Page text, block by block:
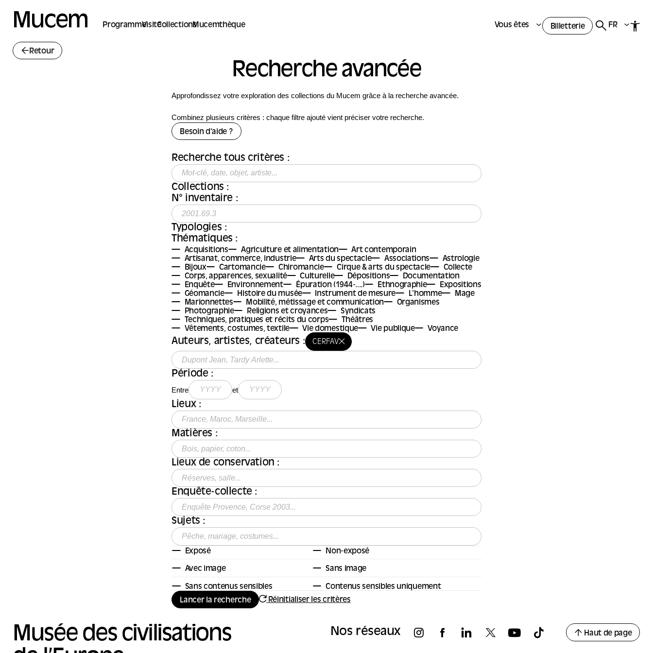
ProgrammeVisiteCollectionsMucemthèque Vous êtes Billetterie FR
Retour
Recherche avancée
Approfondissez votre exploration des collections du Mucem grâce à la recherche avancée.
Combinez plusieurs critères : chaque filtre ajouté vient préciser votre recherche.
Besoin d'aide ?
Recherche tous critères :
Collections :
N° inventaire :
Typologies :
Thématiques :
Acquisitions Agriculture et alimentation
Art contemporain
Artisanat, commerce, industrie
Arts du spectacle Associations
Astrologie
Bijoux
Cartomancie Chiromancie Cirque & arts du spectacle
Collecte
Corps, apparences, sexualité
Culturelle Dépositions
Documentation
Enquête
Environnement Épuration (1944-....) Ethnographie
Expositions
Géomancie
Histoire du musée Instrument de mesure L'homme
Mage
Marionnettes
Mobilité, métissage et communication
Organismes
Photographie
Religions et croyances
Syndicats
Techniques, pratiques et récits du corps
Théâtres
Vêtements, costumes, textile
Vie domestique Vie publique Voyance
Auteurs, artistes, créateurs : CERFAV
Période :
Entre et
Lieux :
Matières :
Lieux de conservation :
Enquête-collecte :
Sujets :
Exposé Non-exposé
Avec image Sans image
Sans contenus sensibles
Contenus sensibles uniquement
Lancer la recherche
Réinitialiser les critères
Musée des civilisations
Nos réseaux Haut de page